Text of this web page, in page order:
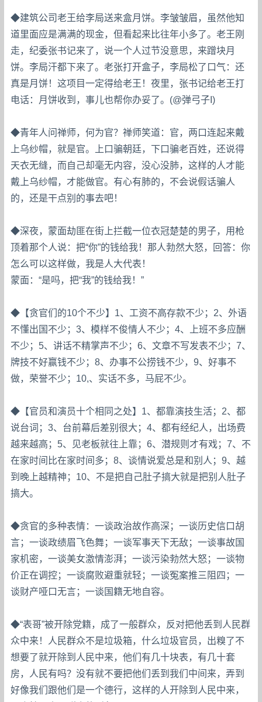
◆建筑公司老王给李局送来盒月饼。李皱皱眉，虽然他知
道里面应是满满的现金，但看起来比往年小多了。老王刚
走，纪委张书记来了，说一个人过节没意思，来蹭块月
饼。李局汗都下来了。老张打开盒子，李局松了口气：还
真是月饼！这项目一定得给老王！夜里，张书记给老王打
电话：月饼收到，事儿也帮你办妥了。(@弹弓子I)
◆青年人问禅师，何为官？禅师笑道：官，两口连起来戴
上乌纱帽，就是官。上口骗朝廷，下口骗老百姓，还说得
天衣无缝，而自己却毫无内容，没心没肺，这样的人才能
戴上乌纱帽，才能做官。有心有肺的，不会说假话骗人
的，还是干点别的事去吧！
◆深夜，蒙面劫匪在街上拦截一位衣冠楚楚的男子，用枪
顶着那个人说：把“你”的钱给我！那人勃然大怒，回答：你
怎么可以这样做，我是人大代表！
蒙面：“是吗，把“我”的钱给我！”
◆【贪官们的10个不少】1、工资不高存款不少；2、外语
不懂出国不少；3、模样不俊情人不少；4、上班不多应酬
不少；5、讲话不精掌声不少；6、文章不写发表不少；7、
牌技不好赢钱不少；8、办事不公捞钱不少，9、好事不
做，荣誉不少；10,、实话不多，马屁不少。
◆【官员和演员十个相同之处】1、都靠演技生活；2、都
说台词；3、台前幕后差别很大；4、都有经纪人，出场费
越来越高；5、见老板就往上靠；6、潜规则才有戏；7、不
在家时间比在家时间多；8、谈情说爱总是和别人；9、越
到晚上越精神；10、不是把自己肚子搞大就是把别人肚子
搞大。
◆贪官的多种表情：一谈政治故作高深；一谈历史信口胡
言；一谈政绩眉飞色舞；一谈军事天下无敌；一谈事故国
家机密，一谈美女激情澎湃；一谈污染勃然大怒；一谈物
价正在调控；一谈腐败避重就轻；一谈冤案推三阻四；一
谈财产哑口无言；一谈国籍无地自容。
◆“表哥”被开除党籍，成了一般群众，反对把他丢到人民群
众中来！人民群众不是垃圾箱，什么垃圾官员，出糗了不
想要了就开除到人民中来，他们有几十块表，有几十套
房，人民有吗？没有就不要把他们丢到我们中间来，弄到
好像我们跟他们是一个德行，这样的人开除到人民中来，